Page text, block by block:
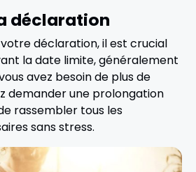
déclaration
déclaration, il est crucial
la date limite, généralement
avez besoin de plus de
demander une prolongation
rassembler tous les
sans stress.